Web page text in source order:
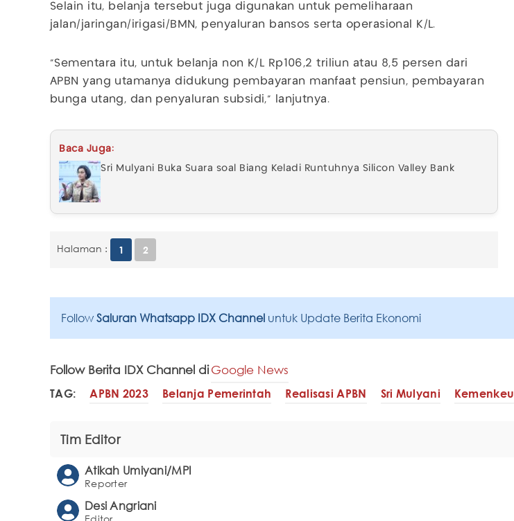
Selain itu, belanja tersebut juga digunakan untuk pemeliharaan
jalan/jaringan/irigasi/BMN, penyaluran bansos serta operasional K/L.
"Sementara itu, untuk belanja non K/L Rp106,2 triliun atau 8,5 persen dari
APBN yang utamanya didukung pembayaran manfaat pensiun, pembayaran
bunga utang, dan penyaluran subsidi," lanjutnya.
Baca Juga:
Sri Mulyani Buka Suara soal Biang Keladi Runtuhnya Silicon Valley Bank
Halaman : 1 2
Follow Saluran Whatsapp IDX Channel untuk Update Berita Ekonomi
Follow Berita IDX Channel diGoogle News
TAG: APBN 2023 Belanja Pemerintah Realisasi APBN Sri Mulyani Kemenkeu
Tim Editor
Atikah Umiyani/MPI
Reporter
Desi Angriani